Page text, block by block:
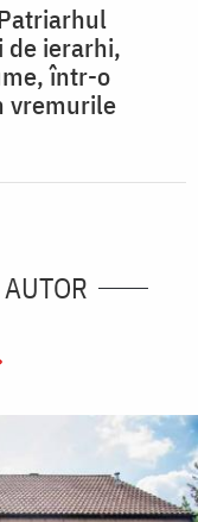
de ierarhi,
într-o
vremurile